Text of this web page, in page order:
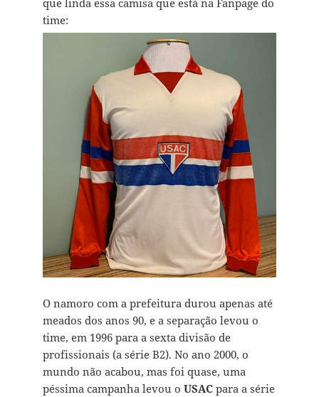
que linda essa camisa que está na Fanpage do
time:
O namoro com a prefeitura durou apenas até
meados dos anos 90, e a separação levou o
time, em 1996 para a sexta divisão de
profissionais (a série B2). No ano 2000, o
mundo não acabou, mas foi quase, uma
péssima campanha levou o USACpara a série